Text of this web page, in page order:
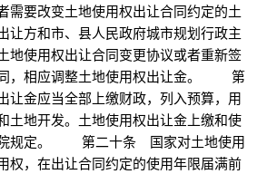
要改变土地使用权出让合同约定的土
让方和市、县人民政府城市规划行政主
地使用权出让合同变更协议或者重新签
，相应调整土地使用权出让金。 第
金应当全部上缴财政，列入预算，用
土地开发。土地使用权出让金上缴和使
院规定。 第二十条 国家对土地使用
权，在出让合同约定的使用年限届满前